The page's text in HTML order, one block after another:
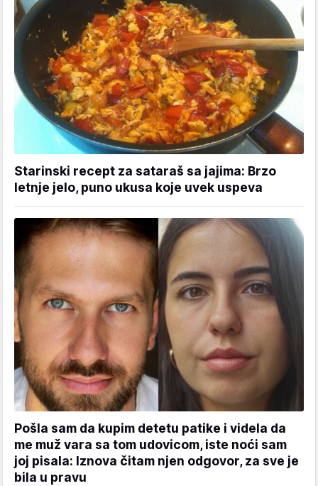
Starinski recept za sataraš sa jajima: Brzo
letnje jelo, puno ukusa koje uvek uspeva
Pošla sam da kupim detetu patike i videla da
me muž vara sa tom udovicom, iste noći sam
joj pisala: Iznova čitam njen odgovor, za sve je
bila u pravu